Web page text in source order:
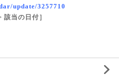
update/3257710
当の日付］